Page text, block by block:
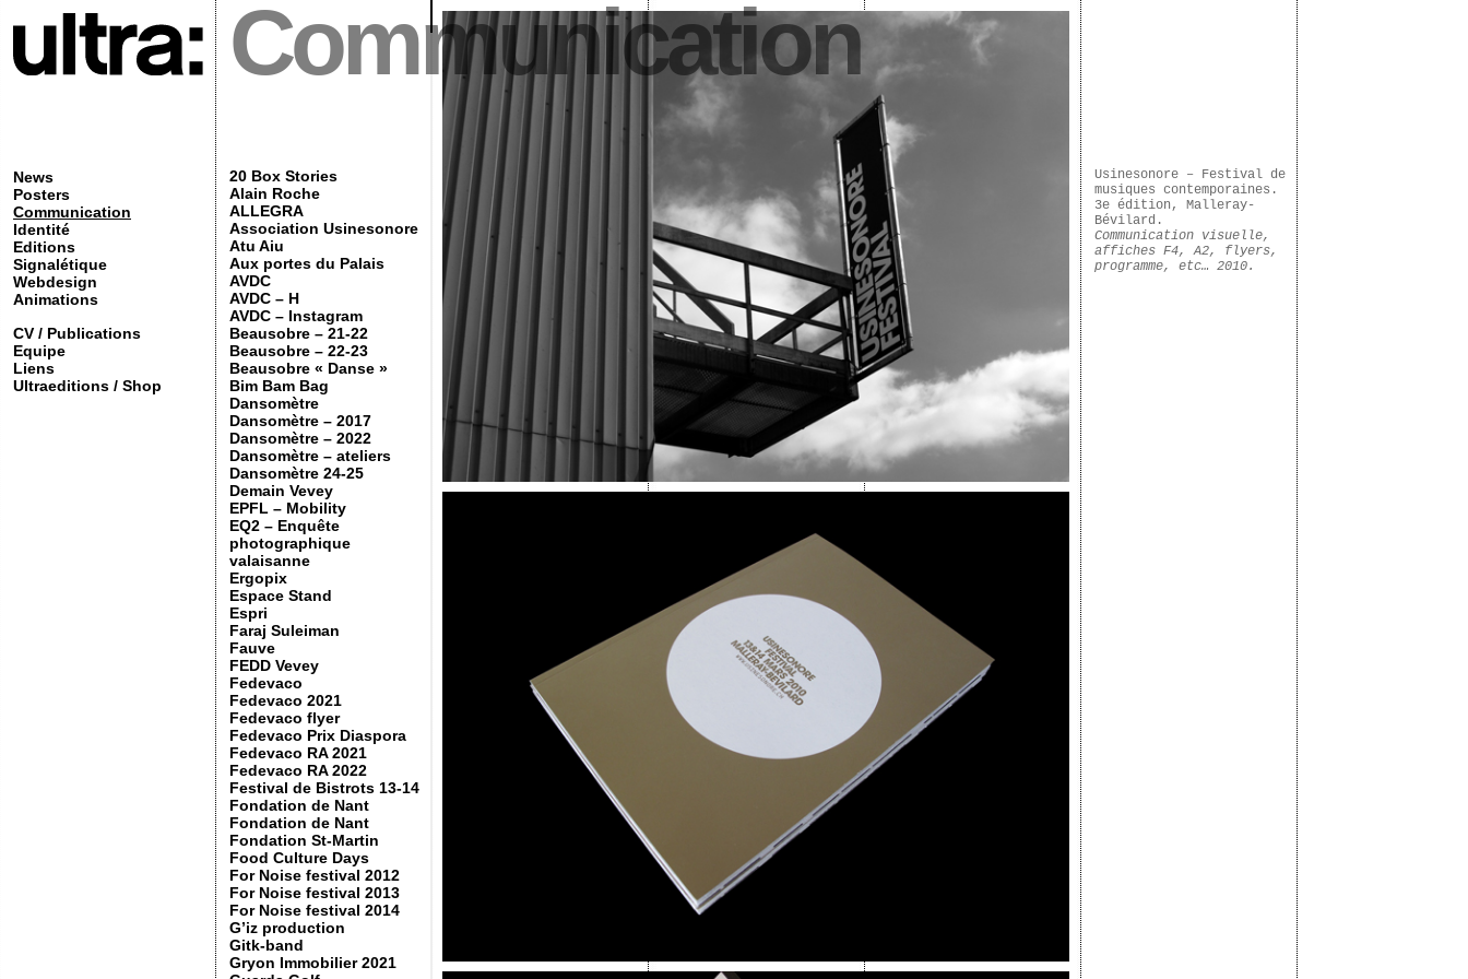
News
Posters
Communication
Identité
Editions
Signalétique
Webdesign
Animations
CV / Publications
Equipe
Liens
Ultraeditions / Shop
Communication
20 Box Stories
Alain Roche
ALLEGRA
Association Usinesonore
Atu Aiu
Aux portes du Palais
AVDC
AVDC – H
AVDC – Instagram
Beausobre – 21-22
Beausobre – 22-23
Beausobre « Danse »
Bim Bam Bag
Dansomètre
Dansomètre – 2017
Dansomètre – 2022
Dansomètre – ateliers
Dansomètre 24-25
Demain Vevey
EPFL – Mobility
EQ2 – Enquête
photographique
valaisanne
Ergopix
Espace Stand
Espri
Faraj Suleiman
Fauve
FEDD Vevey
Fedevaco
Fedevaco 2021
Fedevaco flyer
Fedevaco Prix Diaspora
Fedevaco RA 2021
Fedevaco RA 2022
Festival de Bistrots 13-14
Fondation de Nant
Fondation de Nant
Fondation St-Martin
Food Culture Days
For Noise festival 2012
For Noise festival 2013
For Noise festival 2014
G’iz production
Gitk-band
Gryon Immobilier 2021
Usinesonore – Festival de
musiques contemporaines.
3e édition, Malleray-
Bévilard.
Communication visuelle,
affiches F4, A2, flyers,
programme, etc… 2010.